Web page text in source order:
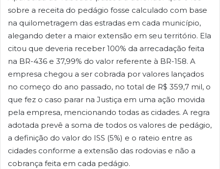
sobre a receita do pedágio fosse calculado com base
na quilometragem das estradas em cada município,
alegando deter a maior extensão em seu território. Ela
citou que deveria receber 100% da arrecadação feita
na BR-436 e 37,99% do valor referente à BR-158. A
empresa chegou a ser cobrada por valores lançados
no começo do ano passado, no total de R$ 359,7 mil, o
que fez o caso parar na Justiça em uma ação movida
pela empresa, mencionando todas as cidades. A regra
adotada prevê a soma de todos os valores de pedágio,
a definição do valor do ISS (5%) e o rateio entre as
cidades conforme a extensão das rodovias e não a
cobrança feita em cada pedágio.